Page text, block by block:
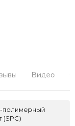
Видео
полимерный
(SPC)